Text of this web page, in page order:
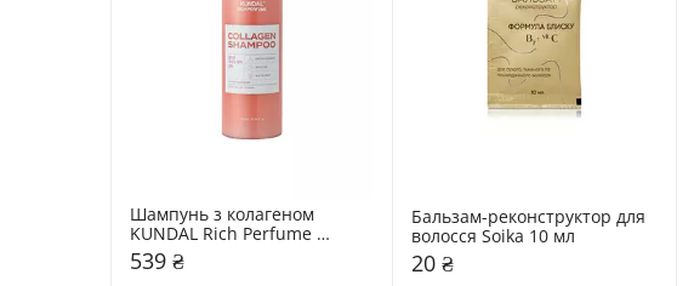
Шампунь з колагеном
KUNDAL Rich Perfume
Collagen Shampoo "Cherry
Blossom"
539 ₴
Бальзам-реконструктор для
волосся Soika 10 мл
20 ₴